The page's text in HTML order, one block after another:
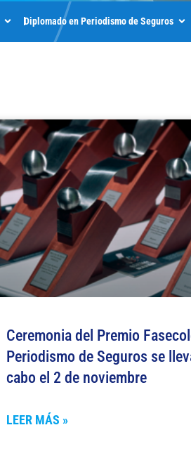
Diplomado en Periodismo de Seguros
Ceremonia del Premio
Periodismo de Seguros se
cabo el 2 de noviembre
LEER MÁS »